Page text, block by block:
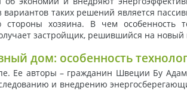
таких решений является
стороны хозяина. В чем особенность
застройщик, решившийся на новый
дом: особенность
Ее авторы – гражданин Швеции Бу
и внедрению